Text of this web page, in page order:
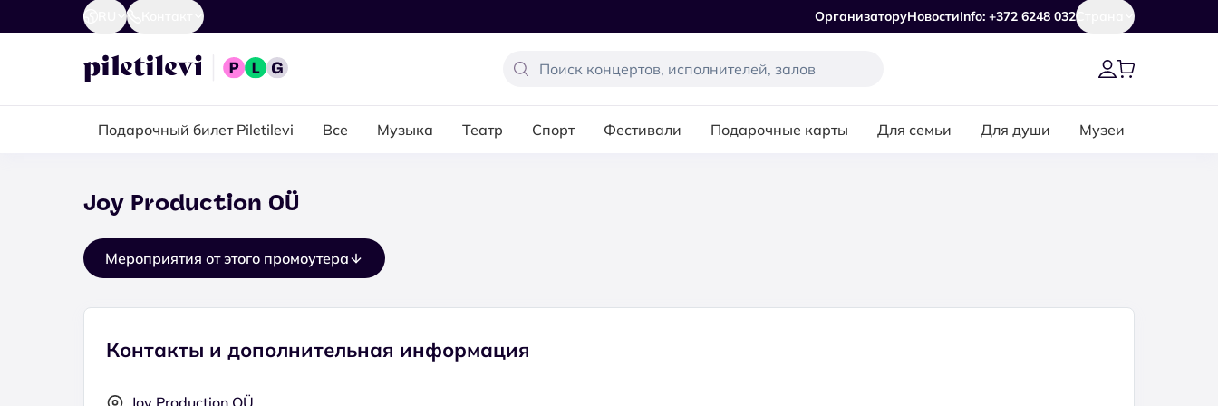
ОрганизаторуНовостиInfo: +372 6248 032Страна
Подарочный билет Piletilevi Все Музыка Театр Спорт Фестивали Подарочные карты Для семьи Для души Музеи
Joy Production OÜ
Мероприятия от этого промоутера
Контакты и дополнительная информация
Joy Production OÜ